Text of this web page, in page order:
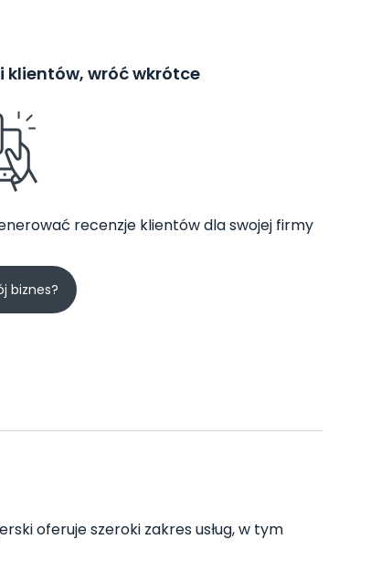
klientów, wróć wkrótce
recenzje klientów dla swojej firmy
biznes?
oferuje szeroki zakres usług, w tym